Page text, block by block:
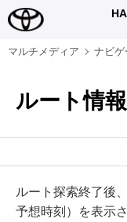
マルチメディア ナビゲ
ルート情
ルート探索終了後
予想時刻）を表示